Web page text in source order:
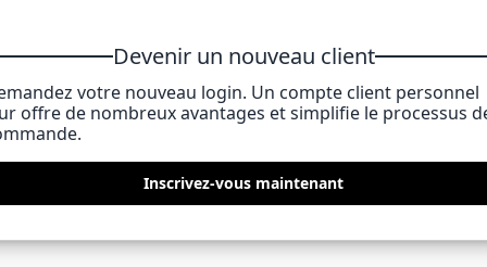
Devenir un nouveau client
votre nouveau login. Un compte client personnel
offre de nombreux avantages et simplifie le processus
Inscrivez-vous maintenant